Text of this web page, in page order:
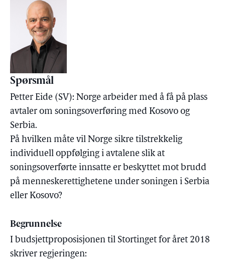
Spørsmål
Petter Eide (SV): Norge arbeider med å få på plass
avtaler om soningsoverføring med Kosovo og
Serbia.
På hvilken måte vil Norge sikre tilstrekkelig
individuell oppfølging i avtalene slik at
soningsoverførte innsatte er beskyttet mot brudd
på menneskerettighetene under soningen i Serbia
eller Kosovo?
Begrunnelse
I budsjettproposisjonen til Stortinget for året 2018
skriver regjeringen: